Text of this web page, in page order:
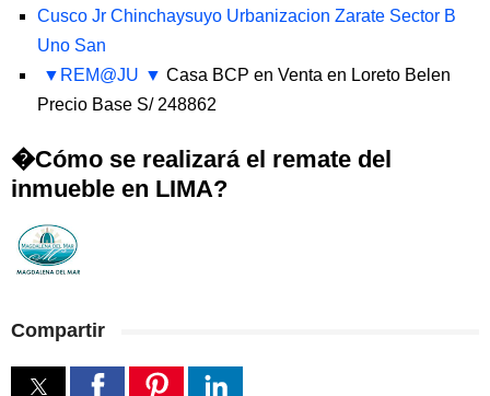
Cusco Jr Chinchaysuyo Urbanizacion Zarate Sector B
Uno San
REM@JU
Casa BCP en Venta en Loreto Belen
Precio Base S/ 248862
�Cómo se realizará el remate del
inmueble en LIMA?
Compartir